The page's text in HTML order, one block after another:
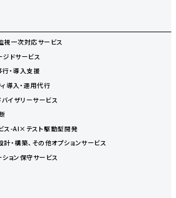
視一次対応サービス
ジドサービス
行・導入支援
導入・運用代行
イザリーサービス
ス-AI×テスト駆動型開発
計・構築、その他オプションサービス
ション保守サービス